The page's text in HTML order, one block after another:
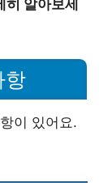
히 알아보세
항
이 있어요.